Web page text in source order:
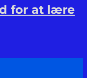
for at lære